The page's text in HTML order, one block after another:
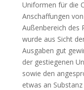
Uniformen für die
Anschaffungen
Außenbereich des
wurde aus Sicht
Ausgaben gut
der gestiegenen
sowie den
etwas an